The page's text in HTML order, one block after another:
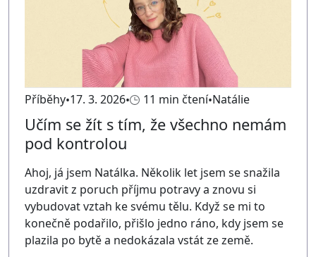
Příběhy 17. 3. 2026 11 min čtení Natálie
Učím se žít s tím, že všechno nemám
pod kontrolou
Ahoj, já jsem Natálka. Několik let jsem se snažila
uzdravit z poruch příjmu potravy a znovu si
vybudovat vztah ke svému tělu. Když se mi to
konečně podařilo, přišlo jedno ráno, kdy jsem se
plazila po bytě a nedokázala vstát ze země.